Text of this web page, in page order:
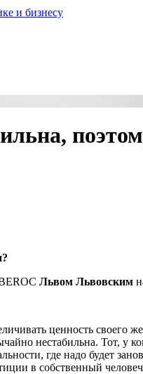
и бизнесу
Львом Львовским
ценность своего
нестабильна. Тот, у
где надо будет
в собственный